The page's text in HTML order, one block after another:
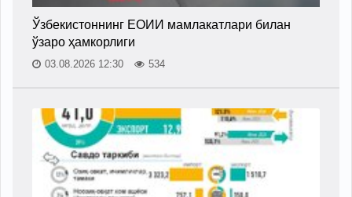
Ўзбекистоннинг ЕОИИ мамлакатлари билан
ўзаро ҳамкорлиги
03.08.2026 12:30 534